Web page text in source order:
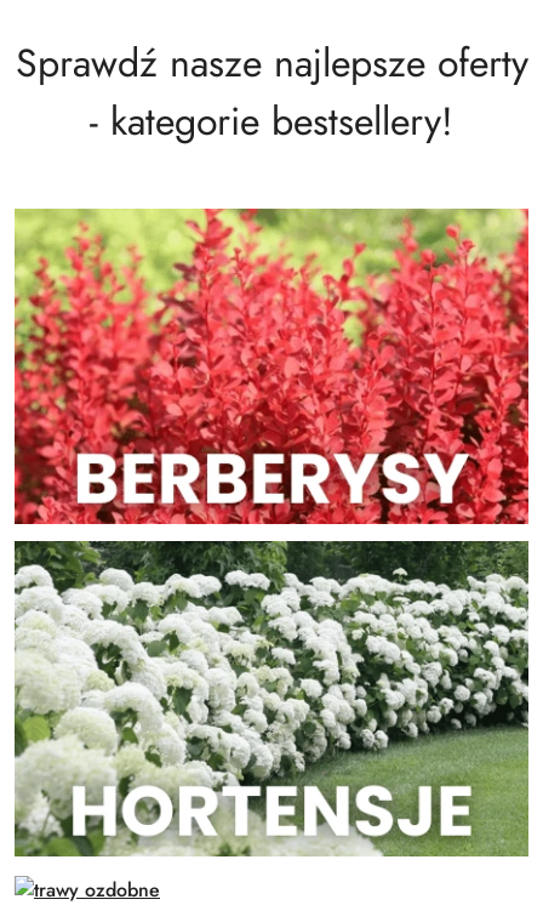
Sprawdź nasze najlepsze oferty
- kategorie bestsellery!